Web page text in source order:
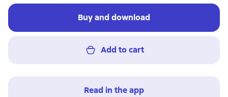
Buy and download
Add to cart
Read in the app